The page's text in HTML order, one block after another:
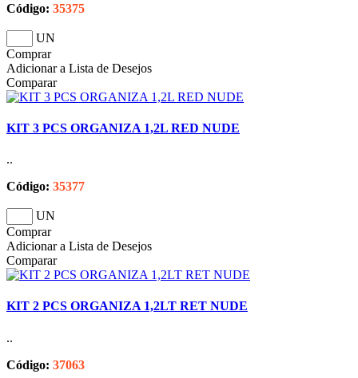
Código: 35375
UN
Comprar
Adicionar a Lista de Desejos
Comparar
KIT 3 PCS ORGANIZA 1,2L RED NUDE
..
Código: 35377
UN
Comprar
Adicionar a Lista de Desejos
Comparar
KIT 2 PCS ORGANIZA 1,2LT RET NUDE
..
Código: 37063